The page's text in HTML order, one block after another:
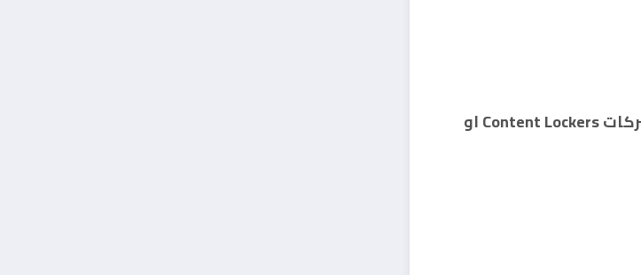
دعني اشارك معكم بعض الشركات التي تقدم المحتوي المقفول. اهم شركات Content Lockers او